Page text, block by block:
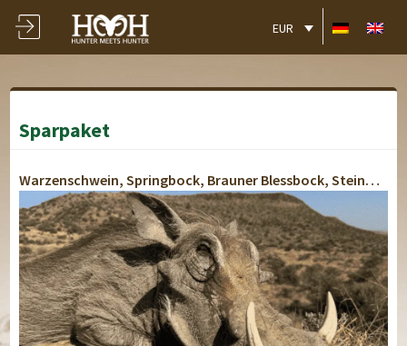
EUR
Sparpaket
Warzenschwein, Springbock, Brauner Blessbock, Steinböckchen